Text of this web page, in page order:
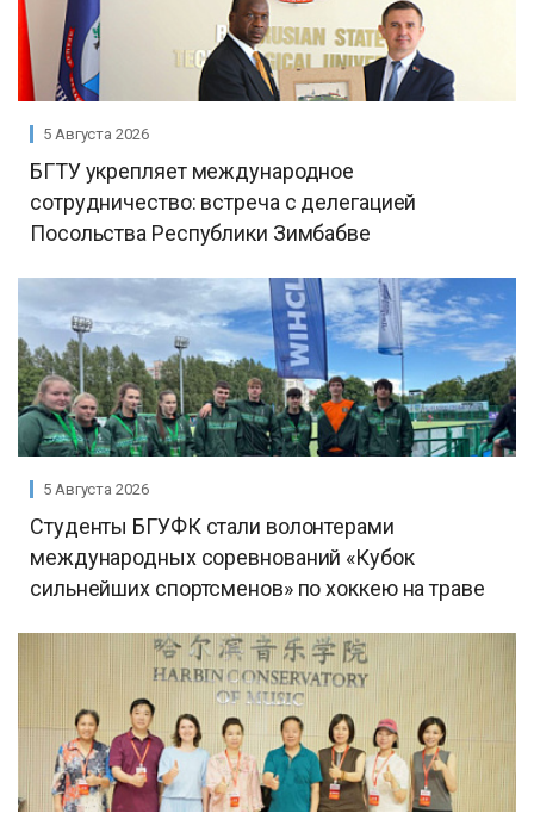
5 Августа 2026
БГТУ укрепляет международное
сотрудничество: встреча с делегацией
Посольства Республики Зимбабве
5 Августа 2026
Студенты БГУФК стали волонтерами
международных соревнований «Кубок
сильнейших спортсменов» по хоккею на траве